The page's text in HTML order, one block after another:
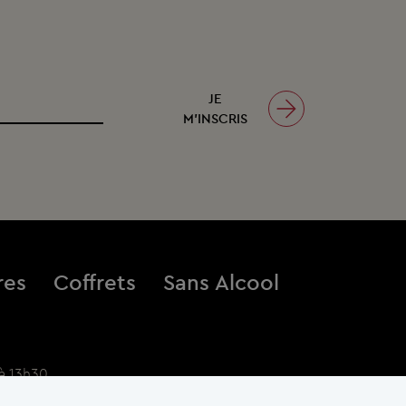
JE
M’INSCRIS
Coffrets Sans Alcool
13h30